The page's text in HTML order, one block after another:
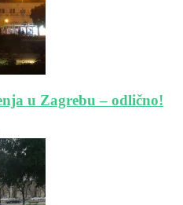
u Zagrebu – odlično!